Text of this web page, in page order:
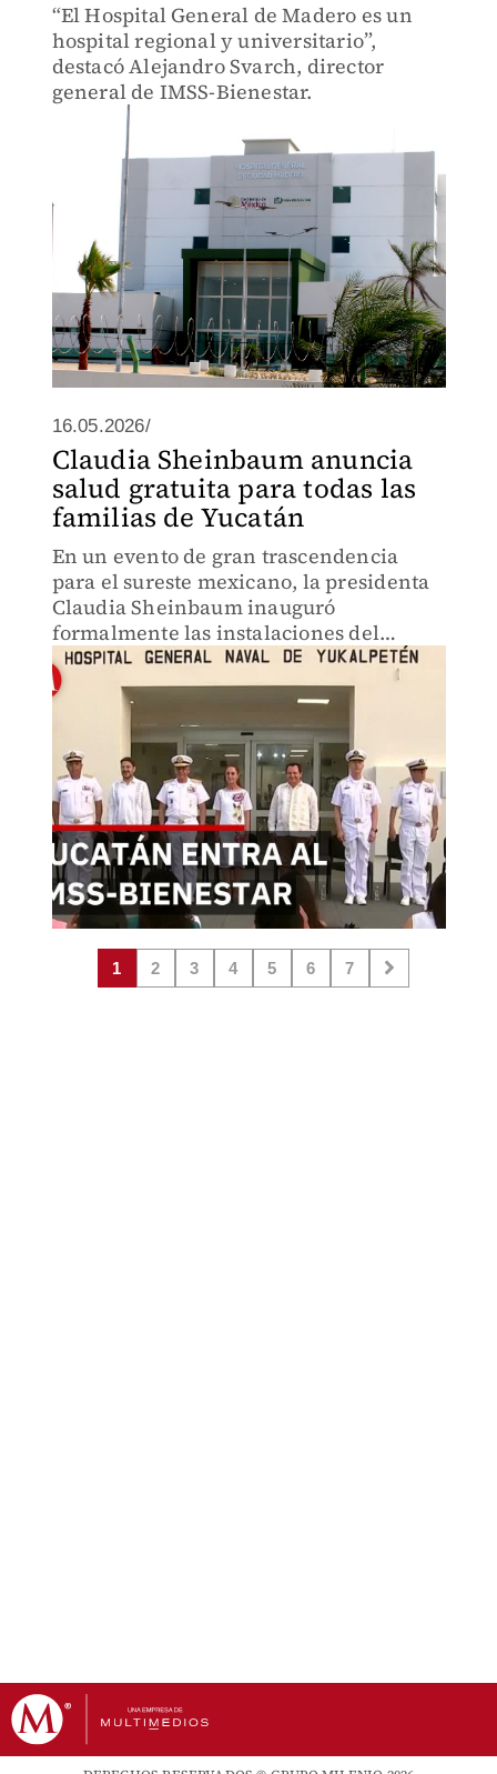
“El Hospital General de Madero es un
hospital regional y universitario”,
destacó Alejandro Svarch, director
general de IMSS-Bienestar.
16.05.2026/
Claudia Sheinbaum anuncia
salud gratuita para todas las
familias de Yucatán
En un evento de gran trascendencia
para el sureste mexicano, la presidenta
Claudia Sheinbaum inauguró
formalmente las instalaciones del
Hospital General Naval de Yukalpetén
(el Petén), en Yucatán.
1 2 3 4 5 6 7